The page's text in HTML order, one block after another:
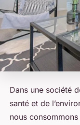
Dans une société
santé et de
nous